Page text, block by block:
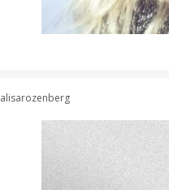
alisarozenberg